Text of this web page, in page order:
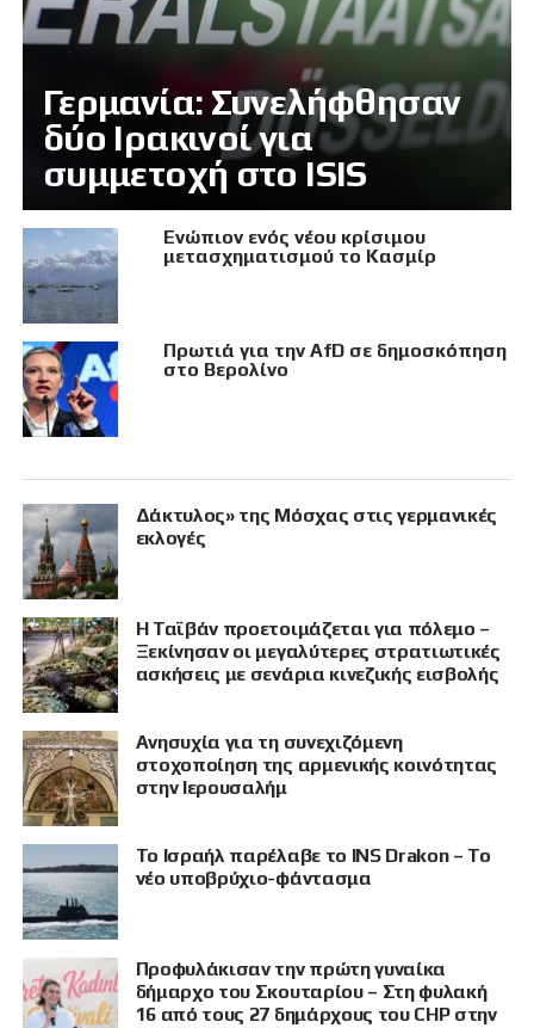
Γερμανία: Συνελήφθησαν
δύο Ιρακινοί για
συμμετοχή στο ISIS
Eνώπιον ενός νέου κρίσιμου
μετασχηματισμού το Κασμίρ
Πρωτιά για την AfD σε δημοσκόπηση
στο Βερολίνο
Δάκτυλος» της Μόσχας στις γερμανικές
εκλογές
Η Ταϊβάν προετοιμάζεται για πόλεμο –
Ξεκίνησαν οι μεγαλύτερες στρατιωτικές
ασκήσεις με σενάρια κινεζικής εισβολής
Ανησυχία για τη συνεχιζόμενη
στοχοποίηση της αρμενικής κοινότητας
στην Ιερουσαλήμ
Το Ισραήλ παρέλαβε το INS Drakon – Το
νέο υποβρύχιο-φάντασμα
Προφυλάκισαν την πρώτη γυναίκα
δήμαρχο του Σκουταρίου – Στη φυλακή
16 από τους 27 δημάρχους του CHP στην